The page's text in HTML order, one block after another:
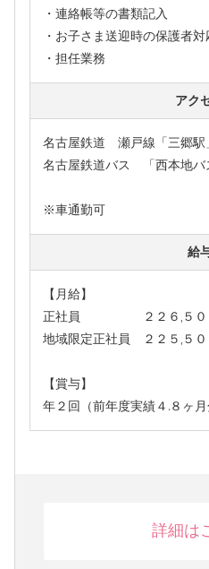
・連絡帳等の書類記入
・お子さま送迎時の保護者対
・担任業務
アク
名古屋鉄道 瀬戸線「三郷駅
名古屋鉄道バス 「西本地バ
※車通勤可
給
【月給】
正社員 ２２６,５０
地域限定正社員 ２２５,５０
【賞与】
年２回（前年度実績４.８ヶ
詳細は